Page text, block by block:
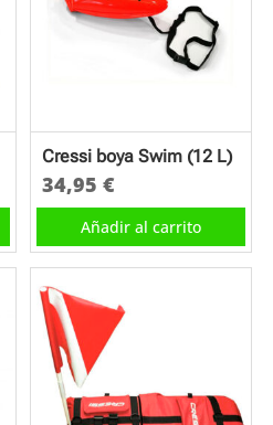
Cressi boya Swim (12 L)
34,95€
Añadir al carrito